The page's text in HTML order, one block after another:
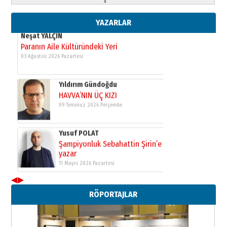
YAZARLAR
yazar
11 Mayıs 2026 Pazartesi
Neşat YALÇIN
Paranın Aile Kültüründeki Yeri
03 Ağustos 2026 Pazartesi
Yıldırım Gündoğdu
HAVVA’NIN ÜÇ KIZI
09 Temmuz 2026 Perşembe
Yusuf POLAT
Şampiyonluk Sebahattin Şirin’e
yazar
11 Mayıs 2026 Pazartesi
◀▶
RÖPORTAJLAR